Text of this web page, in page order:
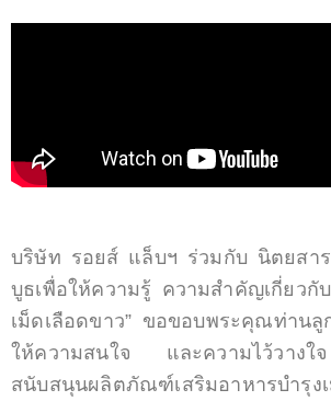
บริษัท รอยส์ แล็บฯ ร่วมกับ นิตยสา
บูธเพื่อให้ความรู้ ความสำคัญเกี่ยวกั
เม็ดเลือดขาว” ขอขอบพระคุณท่านลู
ให้ความสนใจ และความไว้วาง
สนับสนุนผลิตภัณฑ์เสริมอาหารบำรุง